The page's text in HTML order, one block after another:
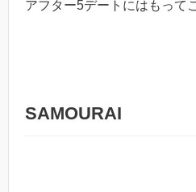
アフター5デートにはもって
SAMOURAI